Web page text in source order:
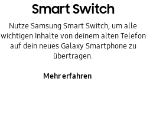
Smart Switch
Nutze Samsung Smart Switch, um alle
wichtigen Inhalte von deinem alten Telefon
auf dein neues Galaxy Smartphone zu
übertragen.
Mehr erfahren